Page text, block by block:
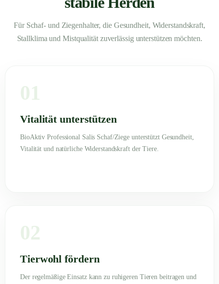
Für Schaf- und Ziegenhalter, die Gesundheit, Widerstandskraft,
Stallklima und Mistqualität zuverlässig unterstützen möchten.
01
Vitalität unterstützen
BioAktiv Professional Salis Schaf/Ziege unterstützt Gesundheit,
Vitalität und natürliche Widerstandskraft der Tiere.
02
Tierwohl fördern
Der regelmäßige Einsatz kann zu ruhigeren Tieren beitragen und